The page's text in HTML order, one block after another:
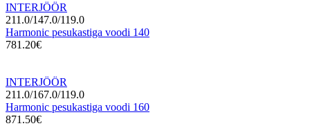
INTERJÖÖR
211.0/147.0/119.0
Harmonic pesukastiga voodi 140
781.20€
INTERJÖÖR
211.0/167.0/119.0
Harmonic pesukastiga voodi 160
871.50€